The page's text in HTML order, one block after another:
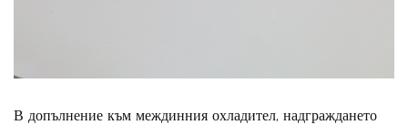
В допълнение към междинния охладител, надграждането